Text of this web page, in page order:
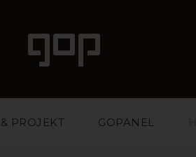
PROJEKT GOPANEL